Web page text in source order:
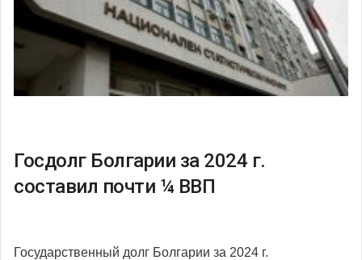
Госдолг Болгарии за 2024 г.
составил почти ¼ ВВП
Государственный долг Болгарии за 2024 г.